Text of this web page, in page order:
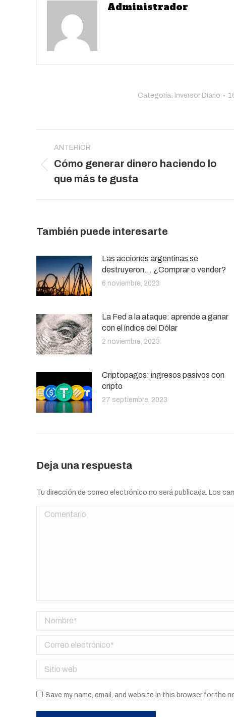
Administrador
Categoría: Inversor Diario
entre
publicaciones
ANTERIOR
Publicación
anterior:
Cómo generar dinero haciendo lo
que más te gusta
También puede interesarte
Las acciones argentinas se
destruyeron… ¿Comprar o vender?
6 noviembre, 2023
La Fed a la ataque: aprende a ganar
con el índice del Dólar
2 noviembre, 2023
Criptopagos: ingresos pasivos con
cripto
27 septiembre, 2023
Deja una respuesta
Tu dirección de correo electrónico no será publicada. Los
Comentario
Nombre *
Correo electrónico *
Sitio web
Save my name, email, and website in this browser for the